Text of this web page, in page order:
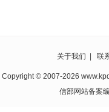
关于我们 联
Copyright © 2007-2026
信部网站备案